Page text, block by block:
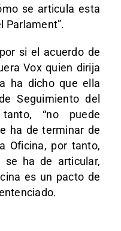
se articula esta
Parlament”.
si el acuerdo de
Vox quien dirija
ha dicho que ella
Seguimiento del
“no puede
ha de terminar de
Oficina, por tanto,
se ha de articular,
es un pacto de